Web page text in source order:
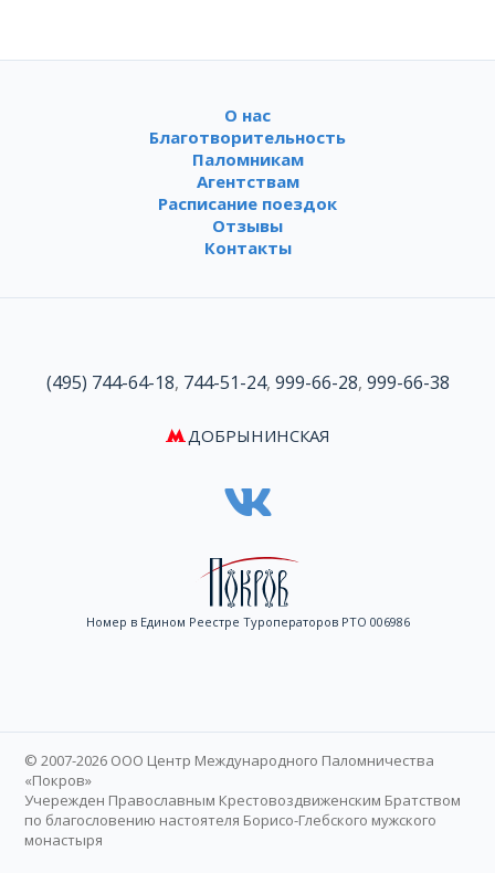
О нас
Благотворительность
Паломникам
Агентствам
Расписание поездок
Отзывы
Контакты
(495) 744-64-18, 744-51-24, 999-66-28, 999-66-38
ДОБРЫНИНСКАЯ
Номер в Едином Реестре Туроператоров РТО 006986
© 2007-2026 ООО Центр Международного Паломничества
«Покров»
Учережден Православным Крестовоздвиженским Братством
по благословению настоятеля Борисо-Глебского мужского
монастыря